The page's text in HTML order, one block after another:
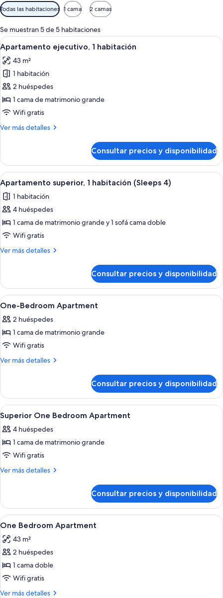
Filtros
disponibles
para
las
habitaciones
Todas las habitaciones 1 cama 2 camas
Se muestran 5 de 5 habitaciones
Abrir
todas
las
fotos
de
Apartamento
ejecutivo,
habitación
Una sala de estar con un sofá gris,
8
Apartamento ejecutivo, 1 habitación
43 m²
1 habitación
2 huéspedes
1 cama de matrimonio grande
Wifi gratis
Ver más detalles
Más
ejecutivo,
habitación
Consultar precios y disponibilidad
Abrir
todas
las
fotos
de
Apartamento
superior,
(Sleeps
4)
Una cama bien hecha con sábanas
10
Apartamento superior, 1 habitación (Sleeps 4)
1 habitación
4 huéspedes
1 cama de matrimonio grande y 1 sofá cama doble
Wifi gratis
Ver más detalles
Más
superior,
habitación
4)
Consultar precios y disponibilidad
Abrir
todas
las
fotos
de
One-
1 dormitorio, escritorio, espacio
20
One-Bedroom Apartment
2 huéspedes
1 cama de matrimonio grande
Wifi gratis
Ver más detalles
Más
Bedroom
Apartment
Consultar precios y disponibilidad
Abrir
todas
las
fotos
de
Superior
Apartment
1 dormitorio, escritorio, espacio
22
Superior One Bedroom Apartment
4 huéspedes
1 cama de matrimonio grande
Wifi gratis
Ver más detalles
Más
One
Bedroom
Apartment
Consultar precios y disponibilidad
Abrir
todas
las
fotos
de
One
Bedroom
1 dormitorio, escritorio, espacio
11
One Bedroom Apartment
43 m²
2 huéspedes
1 cama doble
Wifi gratis
Ver más detalles
Más